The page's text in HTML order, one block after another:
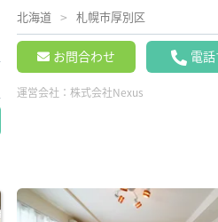
北海道 札幌市厚別区
お問合わせ 電
運営会社： 株式会社Nexus